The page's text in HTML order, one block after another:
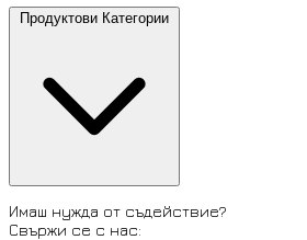
Продуктови Категории
Имаш нужда от съдействие?
Свържи се с нас: